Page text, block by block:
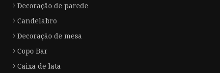
Decoração de parede
Candelabro
Decoração de mesa
Copo Bar
Caixa de lata